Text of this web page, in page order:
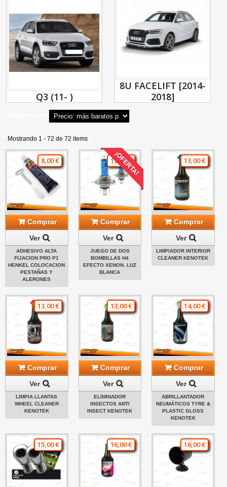
Q3 (11- )
8U FACELIFT [2014-
2018]
Mostrando 1 - 72 de 72 items
8,00 €
Comprar
Ver
ADHESIVO ALTA
FIJACION PRO P1
HENKEL COLOCACION
PESTAÑAS Y
ALERONES
¡OFERTA!
12,00 €
Comprar
Ver
JUEGO DE DOS
BOMBILLAS H4
EFECTO XENON. LUZ
BLANCA
13,00 €
Comprar
Ver
LIMPIADOR INTERIOR
CLEANER KENOTEK
13,00 €
Comprar
Ver
LIMPIA LLANTAS
WHEEL CLEANER
KENOTEK
13,00 €
Comprar
Ver
ELIMINADOR
INSECTOS ANTI
INSECT KENOTEK
14,00 €
Comprar
Ver
ABRILLANTADOR
NEUMÁTICOS TYRE &
PLASTIC GLOSS
KENOTEK
15,00 € 16,00 € 16,00 €